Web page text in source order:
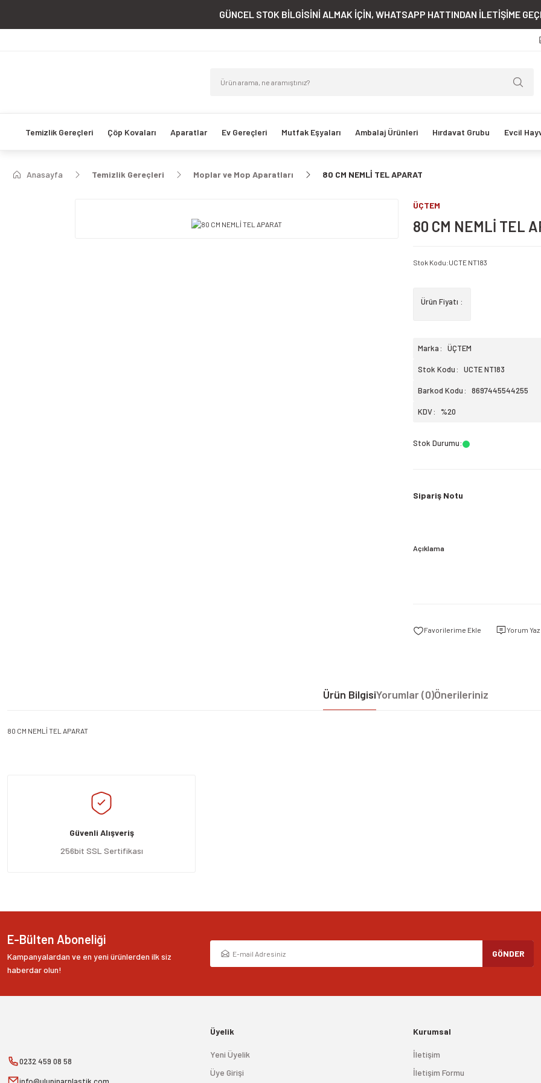
GÜNCEL STOK BİLGİSİNİ ALMAK İÇİN, WHATSAPP HATTINDAN İLETİŞİME
Temizlik Gereçleri Çöp Kovaları Aparatlar Ev Gereçleri Mutfak Eşyaları Ambalaj Ürünleri Hırdavat Grubu Evcil
Anasayfa Temizlik Gereçleri Moplar ve Mop Aparatları 80 CM NEMLİ TEL APARAT
ÜÇTEM
80 CM NEMLİ TEL
Stok Kodu:UCTE NT183
Ürün Fiyatı :
Marka ÜÇTEM
Stok Kodu UCTE NT183
Barkod Kodu 8697445544255
KDV %20
Stok Durumu:
Sipariş Notu
Açıklama
Yorum Yaz
Ürün BilgisiYorumlar (0)Önerileriniz
80 CM NEMLİ TEL APARAT
Ürün resmi kalitesiz, bozuk veya görüntülenemiyor.
Ürün açıklamasında eksik bilgiler bulunuyor.
Ürün bilgilerinde hatalar bulunuyor.
Ürün fiyatı diğer sitelerden daha pahalı.
Güvenli Alışveriş
256bit SSL Sertifikası
E-Bülten Aboneliği
Kampanyalardan ve en yeni ürünlerden ilk siz
haberdar olun!
GÖNDER
0232 459 08 58
Üyelik
Yeni Üyelik
Üye Girişi
Kurumsal
İletişim
İletişim Formu